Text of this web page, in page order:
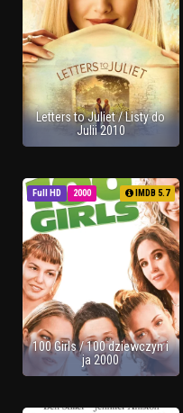
Letters to Juliet / Listy do
Julii 2010
Full HD 2000 IMDB 5.7
100 Girls / 100 dziewczyn i
ja 2000